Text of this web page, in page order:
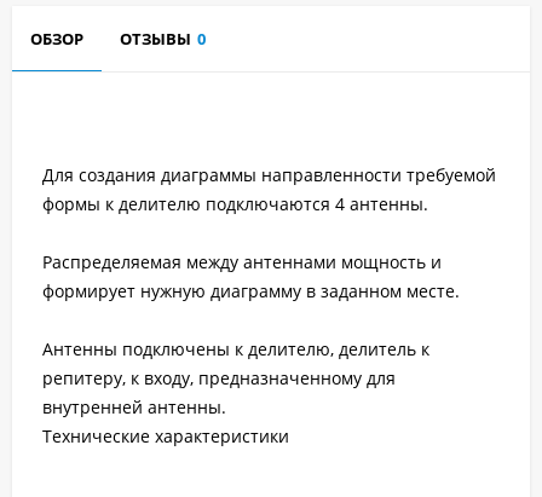
ОБЗОР ОТЗЫВЫ 0
Для создания диаграммы направленности требуемой
формы к делителю подключаются 4 антенны.
Распределяемая между антеннами мощность и
формирует нужную диаграмму в заданном месте.
Антенны подключены к делителю, делитель к
репитеру, к входу, предназначенному для
внутренней антенны.
Технические характеристики